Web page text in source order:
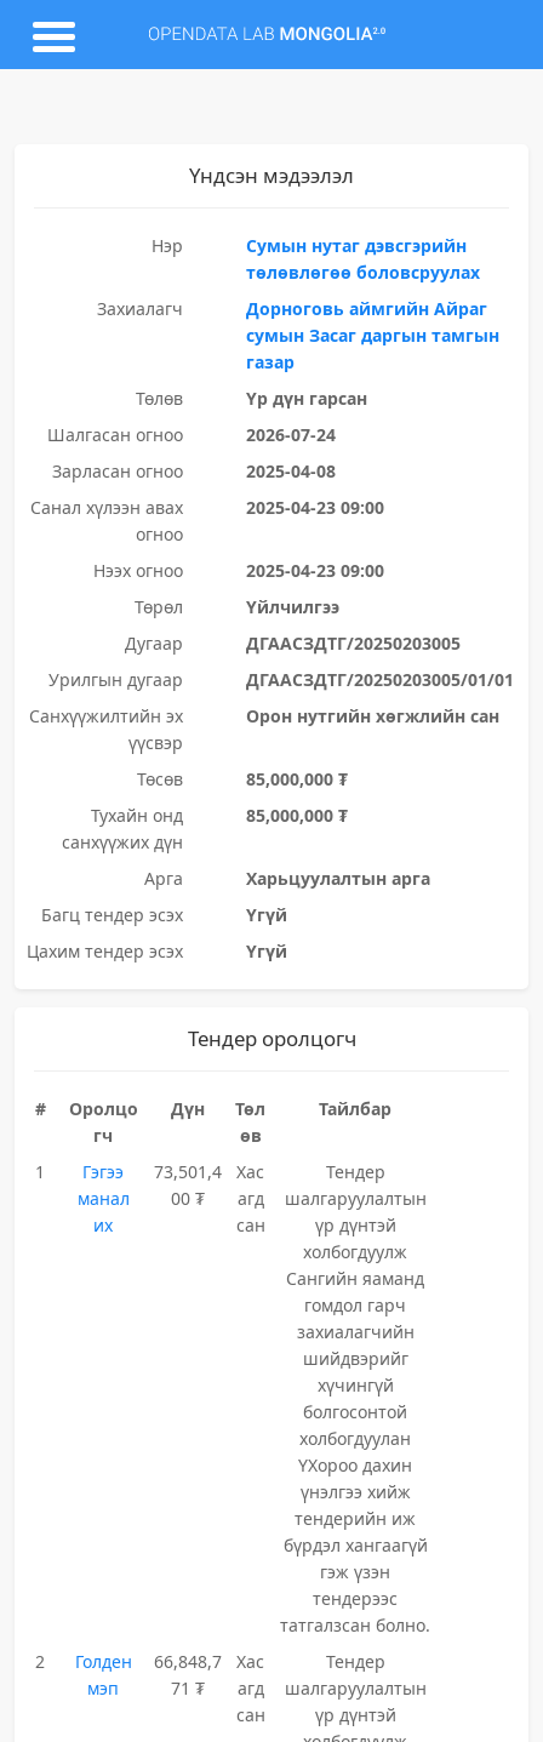
Үндсэн мэдээлэл
Нэр
Сумын нутаг дэвсгэрийн
төлөвлөгөө боловсруулах
Захиалагч
Дорноговь аймгийн Айраг
сумын Засаг даргын тамгын
газар
Төлөв
Үр дүн гарсан
Шалгасан огноо
2026-07-24
Зарласан огноо
2025-04-08
Санал хүлээн авах
огноо
2025-04-23 09:00
Нээх огноо
2025-04-23 09:00
Төрөл
Үйлчилгээ
Дугаар
ДГААСЗДТГ/20250203005
Урилгын дугаар
ДГААСЗДТГ/20250203005/01/01
Санхүүжилтийн эх
үүсвэр
Орон нутгийн хөгжлийн сан
Төсөв
85,000,000 ₮
Тухайн онд
санхүүжих дүн
85,000,000 ₮
Арга
Харьцуулалтын арга
Багц тендер эсэх
Үгүй
Цахим тендер эсэх
Үгүй
Тендер оролцогч
#
Оролцо
гч
Дүн
Төл
өв
Тайлбар
1
Гэгээ
манал
их
73,501,4
00 ₮
Хас
агд
сан
Тендер
шалгаруулалтын
үр дүнтэй
холбогдуулж
Сангийн яаманд
гомдол гарч
захиалагчийн
шийдвэрийг
хүчингүй
болгосонтой
холбогдуулан
ҮХороо дахин
үнэлгээ хийж
тендерийн иж
бүрдэл хангаагүй
гэж үзэн
тендерээс
татгалзсан болно.
2
Голден
мэп
66,848,7
71 ₮
Хас
агд
сан
Тендер
шалгаруулалтын
үр дүнтэй